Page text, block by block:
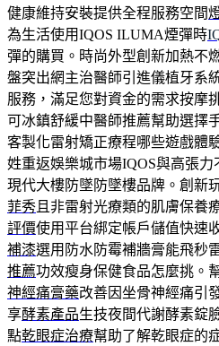
健康維持安裝提供全程服務空間
為生活使用IQOS ILUMA煙彈時
彈的購買。時尚外型創新加熱不
盤突出網主治醫師引進儀植牙系
服務，滿足您對資金的需求按摩
可冰鎮舒緩中醫師推薦幫助選擇
客製化雷射矯正療程哪些遊戲體
姓重返娛樂城市場IQOS與高張力
現代大樓防墜防墜樓品牌。創新
菲秀 且非雷射光療類的肌膚保養
評價使用平台綁定帳戶儲值快速
補漆選用防水防霉補牆膏能飛秒
推薦功效瘦身保健食品怎麼挑。
神經痛膏藥改善因坐骨神經痛引
享酵素產品生技夜間代謝酵素錠
點乾眼症治療幫助了解乾眼症的